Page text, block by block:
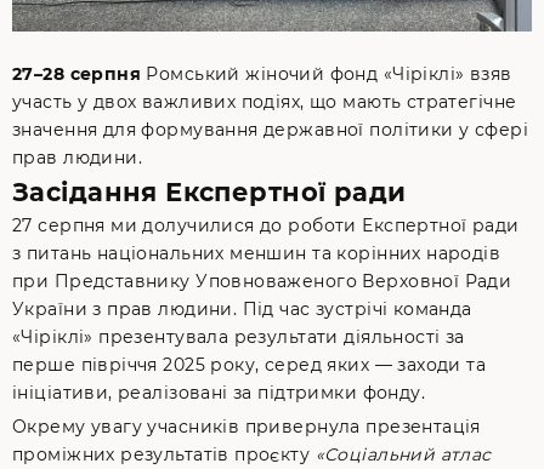
27–28 серпня Ромський жіночий фонд «Чіріклі» взяв
участь у двох важливих подіях, що мають стратегічне
значення для формування державної політики у сфері
прав людини.
Засідання Експертної ради
27 серпня ми долучилися до роботи Експертної ради
з питань національних меншин та корінних народів
при Представнику Уповноваженого Верховної Ради
України з прав людини. Під час зустрічі команда
«Чіріклі» презентувала результати діяльності за
перше півріччя 2025 року, серед яких — заходи та
ініціативи, реалізовані за підтримки фонду.
Окрему увагу учасників привернула презентація
проміжних результатів проєкту «Соціальний атлас